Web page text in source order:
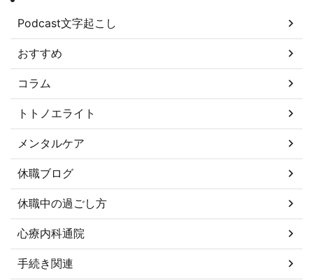
Podcast文字起こし
おすすめ
コラム
トトノエライト
メンタルケア
休職ブログ
休職中の過ごし方
心療内科通院
手続き関連